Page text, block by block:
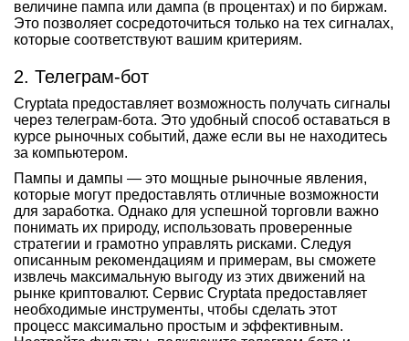
величине пампа или дампа (в процентах) и по биржам.
Это позволяет сосредоточиться только на тех сигналах,
которые соответствуют вашим критериям.
2. Телеграм-бот
Cryptata предоставляет возможность получать сигналы
через телеграм-бота. Это удобный способ оставаться в
курсе рыночных событий, даже если вы не находитесь
за компьютером.
Пампы и дампы — это мощные рыночные явления,
которые могут предоставлять отличные возможности
для заработка. Однако для успешной торговли важно
понимать их природу, использовать проверенные
стратегии и грамотно управлять рисками. Следуя
описанным рекомендациям и примерам, вы сможете
извлечь максимальную выгоду из этих движений на
рынке криптовалют. Сервис Cryptata предоставляет
необходимые инструменты, чтобы сделать этот
процесс максимально простым и эффективным.